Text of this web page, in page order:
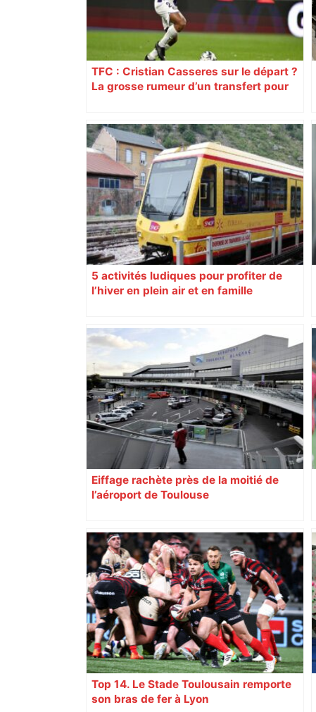
TFC : Cristian Casseres sur le départ ?
La grosse rumeur d’un transfert pour
5 activités ludiques pour profiter de
l’hiver en plein air et en famille
Eiffage rachète près de la moitié de
l’aéroport de Toulouse
Top 14. Le Stade Toulousain remporte
son bras de fer à Lyon